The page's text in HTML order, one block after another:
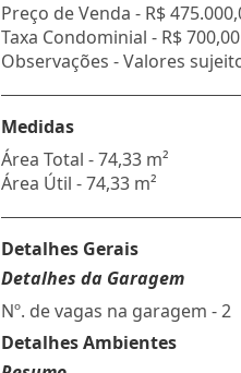
Preço de Venda - R$
Taxa Condominial - R$ 700,00
Observações - Valores
Medidas
Área Total - 74,33 m²
Área Útil - 74,33 m²
Detalhes Gerais
Detalhes da Garagem
Nº. de vagas na garagem - 2
Detalhes Ambientes